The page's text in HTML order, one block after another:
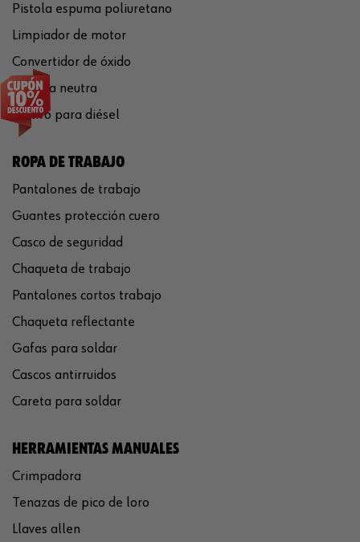
Pistola espuma poliuretano
Limpiador de motor
Convertidor de óxido
Silicona neutra
Aditivo para diésel
ROPA DE TRABAJO
Pantalones de trabajo
Guantes protección cuero
Casco de seguridad
Chaqueta de trabajo
Pantalones cortos trabajo
Chaqueta reflectante
Gafas para soldar
Cascos antirruidos
Careta para soldar
HERRAMIENTAS MANUALES
Crimpadora
Tenazas de pico de loro
Llaves allen